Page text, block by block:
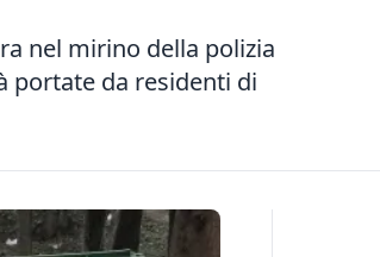
nel mirino della polizia
portate da residenti di